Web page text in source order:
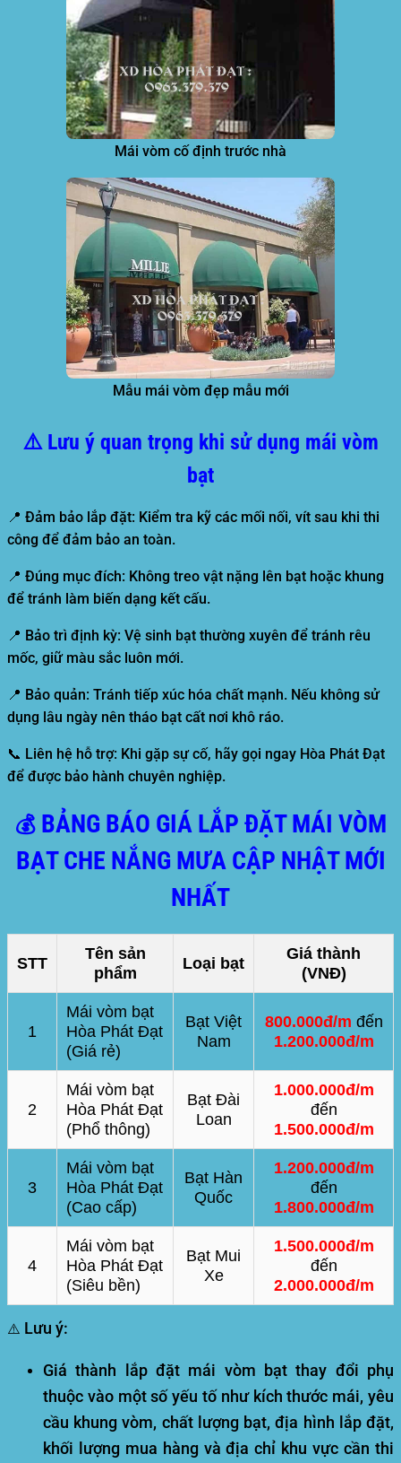
Mái vòm cố định trước nhà
Mẫu mái vòm đẹp mẫu mới
⚠️ Lưu ý quan trọng khi sử dụng mái vòm
bạt
📍 Đảm bảo lắp đặt: Kiểm tra kỹ các mối nối, vít sau khi thi
công để đảm bảo an toàn.
📍 Đúng mục đích: Không treo vật nặng lên bạt hoặc khung
để tránh làm biến dạng kết cấu.
📍 Bảo trì định kỳ: Vệ sinh bạt thường xuyên để tránh rêu
mốc, giữ màu sắc luôn mới.
📍 Bảo quản: Tránh tiếp xúc hóa chất mạnh. Nếu không sử
dụng lâu ngày nên tháo bạt cất nơi khô ráo.
📞 Liên hệ hỗ trợ: Khi gặp sự cố, hãy gọi ngay Hòa Phát Đạt
để được bảo hành chuyên nghiệp.
💰 BẢNG BÁO GIÁ LẮP ĐẶT MÁI VÒM
BẠT CHE NẮNG MƯA CẬP NHẬT MỚI
NHẤT
STT
Tên sản
phẩm
Loại bạt
Giá thành
(VNĐ)
1
Mái vòm bạt
Hòa Phát Đạt
(Giá rẻ)
Bạt Việt
Nam
800.000đ/m đến
1.200.000đ/m
2
Mái vòm bạt
Hòa Phát Đạt
(Phổ thông)
Bạt Đài
Loan
1.000.000đ/m
đến
1.500.000đ/m
3
Mái vòm bạt
Hòa Phát Đạt
(Cao cấp)
Bạt Hàn
Quốc
1.200.000đ/m
đến
1.800.000đ/m
4
Mái vòm bạt
Hòa Phát Đạt
(Siêu bền)
Bạt Mui
Xe
1.500.000đ/m
đến
2.000.000đ/m
⚠️ Lưu ý:
Giá thành lắp đặt mái vòm bạt thay đổi phụ
thuộc vào một số yếu tố như kích thước mái, yêu
cầu khung vòm, chất lượng bạt, địa hình lắp đặt,
khối lượng mua hàng và địa chỉ khu vực cần thi